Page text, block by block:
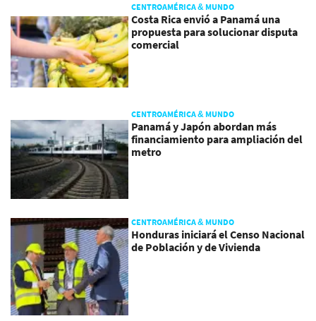
CENTROAMÉRICA & MUNDO
Costa Rica envió a Panamá una
propuesta para solucionar disputa
comercial
CENTROAMÉRICA & MUNDO
Panamá y Japón abordan más
financiamiento para ampliación del
metro
CENTROAMÉRICA & MUNDO
Honduras iniciará el Censo Nacional
de Población y de Vivienda